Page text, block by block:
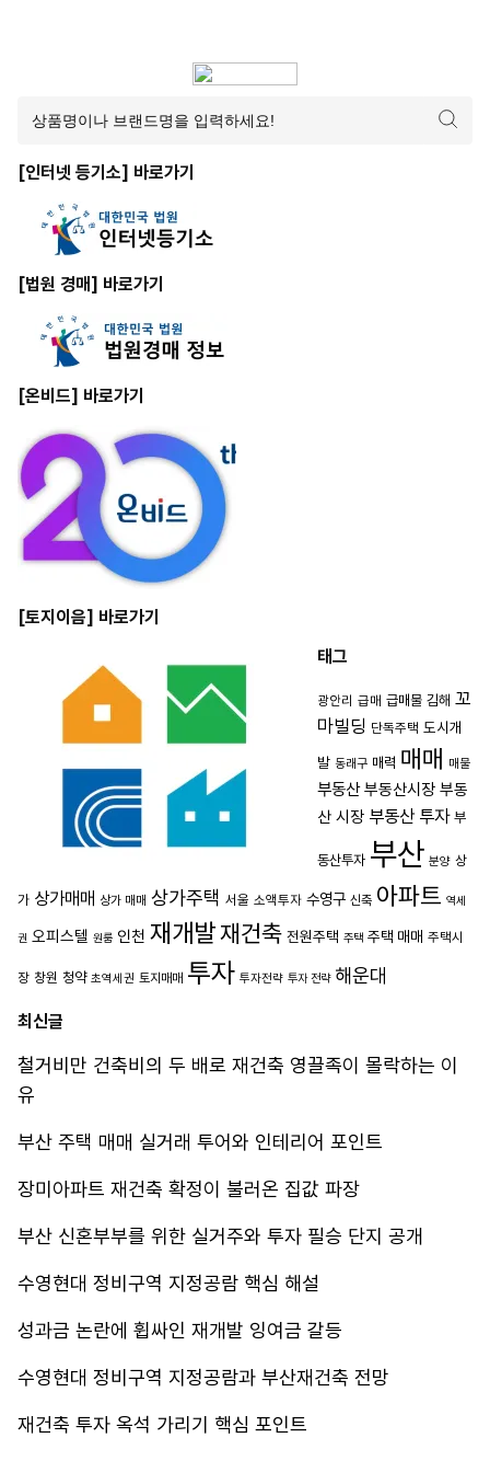
[인터넷 등기소] 바로가기
[법원 경매] 바로가기
[온비드] 바로가기
[토지이음] 바로가기
태그
광안리 급매 급매물 김해 꼬
마빌딩 단독주택 도시개
발 동래구 매력 매매 매물
부동산 부동산시장 부동
산 시장 부동산 투자 부
동산투자 부산 분양 상
가 상가매매 상가 매매 상가주택 서울 소액투자 수영구 신축 아파트 역세
권 오피스텔 원룸 인천 재개발재건축 전원주택 주택 주택 매매 주택시
장 창원 청약 초역세권 토지매매 투자 투자전략 투자 전략 해운대
최신글
철거비만 건축비의 두 배로 재건축 영끌족이 몰락하는 이
유
부산 주택 매매 실거래 투어와 인테리어 포인트
장미아파트 재건축 확정이 불러온 집값 파장
부산 신혼부부를 위한 실거주와 투자 필승 단지 공개
수영현대 정비구역 지정공람 핵심 해설
성과금 논란에 휩싸인 재개발 잉여금 갈등
수영현대 정비구역 지정공람과 부산재건축 전망
재건축 투자 옥석 가리기 핵심 포인트